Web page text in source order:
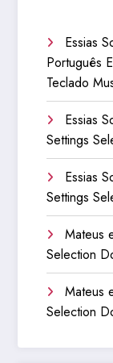
Essias
Português
Teclado
Essias
Settings
Essias
Settings
Mateus
Selection
Mateus
Selection